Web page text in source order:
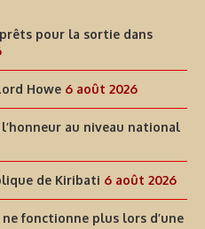
pour la sortie dans
Howe 6 août 2026
au niveau national
de Kiribati 6 août 2026
fonctionne plus lors d’une